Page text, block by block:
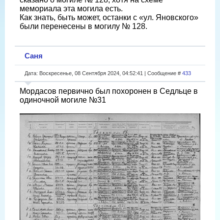
мемориала эта могила есть.
Как знать, быть может, останки с «ул. Яновского»
были перенесены в могилу № 128.
Саня
Дата: Воскресенье, 08 Сентября 2024, 04:52:41 | Сообщение # 433
Мордасов первично был похоронен в Седльце в
одиночной могиле №31